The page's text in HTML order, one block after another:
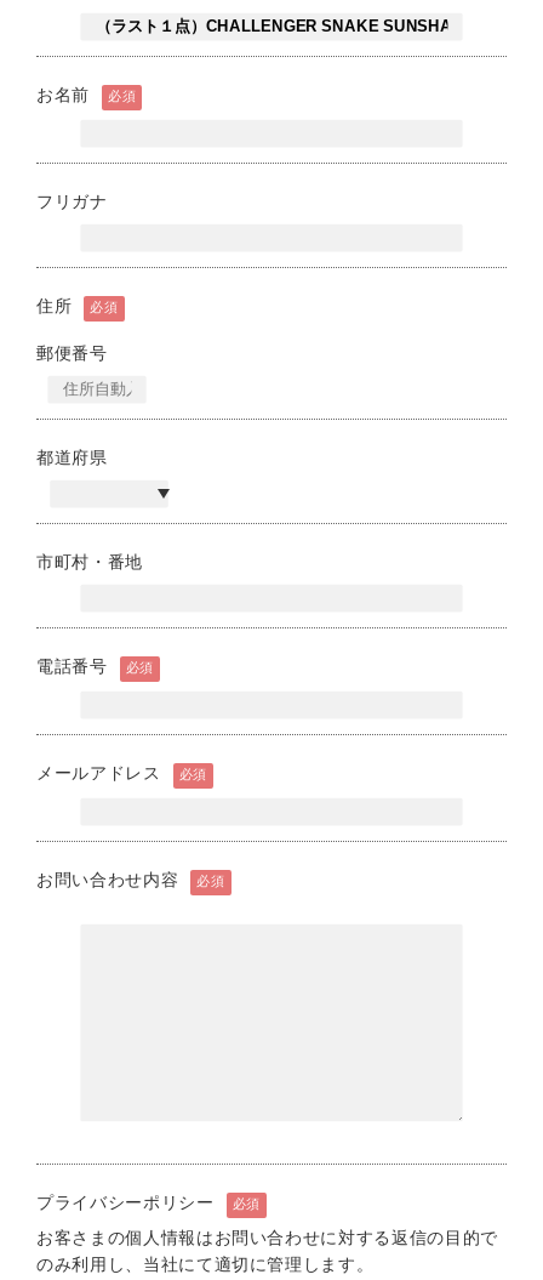
お名前 必須
フリガナ
住所 必須
郵便番号
都道府県
市町村・番地
電話番号 必須
メールアドレス 必須
お問い合わせ内容 必須
プライバシーポリシー 必須
お客さまの個人情報はお問い合わせに対する返信の目的で
のみ利用し、当社にて適切に管理します。